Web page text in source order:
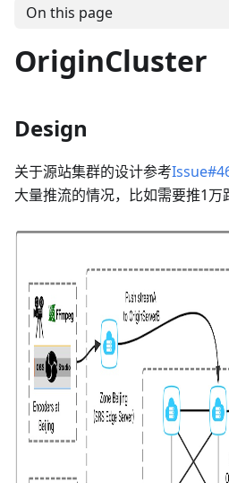
On this page
OriginCluster
Design
关于源站集群的设计参考
大量推流的情况，比如需要推1万